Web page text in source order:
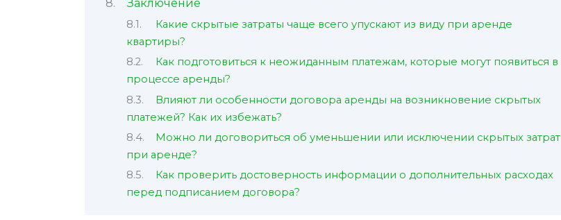
Заключение
Какие скрытые затраты чаще всего упускают из виду при аренде
квартиры?
Как подготовиться к неожиданным платежам, которые могут появиться в
процессе аренды?
Влияют ли особенности договора аренды на возникновение скрытых
платежей? Как их избежать?
Можно ли договориться об уменьшении или исключении скрытых затрат
при аренде?
Как проверить достоверность информации о дополнительных расходах
перед подписанием договора?